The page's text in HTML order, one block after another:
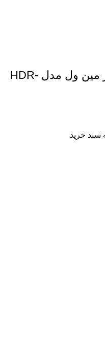
منبع تغذیه 24 ولت 2.5 آمپر مین ول مدل HDR-
سبد خرید